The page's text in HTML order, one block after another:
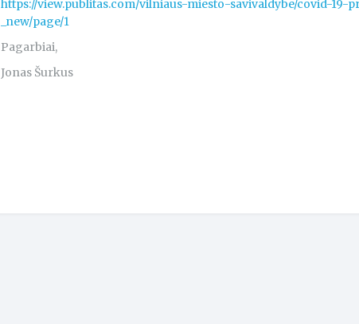
https://view.publitas.com/vilniaus-miesto-savivaldybe/covid-19-
_new/page/1
Pagarbiai,
Jonas Šurkus